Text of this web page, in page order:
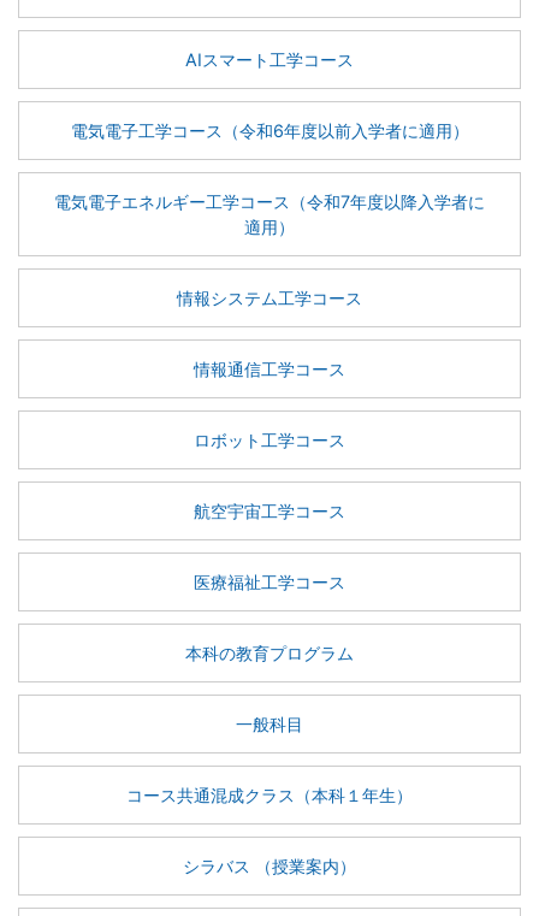
AIスマート工学コース
電気電子工学コース（令和6年度以前入学者に適用）
電気電子エネルギー工学コース（令和7年度以降入学者に
適用）
情報システム工学コース
情報通信工学コース
ロボット工学コース
航空宇宙工学コース
医療福祉工学コース
本科の教育プログラム
一般科目
コース共通混成クラス（本科１年生）
シラバス （授業案内）